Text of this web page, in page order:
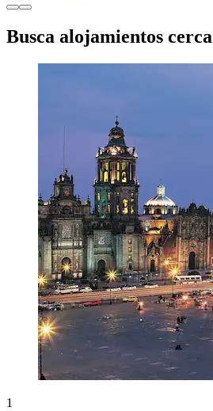
Busca alojamientos
1